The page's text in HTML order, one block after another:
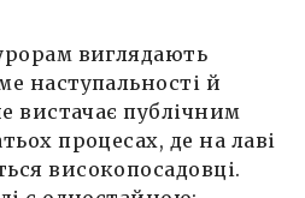
виглядають
наступальності й
вистачає публічним
процесах, де на лаві
високопосадовці.